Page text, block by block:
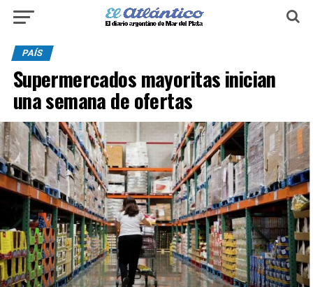
PAÍS
Supermercados mayoritas inician
una semana de ofertas